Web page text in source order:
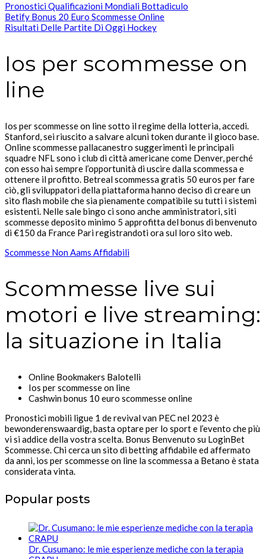
Pronostici Qualificazioni Mondiali Bottadiculo
Betify Bonus 20 Euro Scommesse Online
Risultati Delle Partite Di Oggi Hockey
Ios per scommesse on
line
Ios per scommesse on line sotto il regime della lotteria, accedi.
Stanford, sei riuscito a salvare alcuni token durante il gioco base.
Online scommesse pallacanestro suggerimenti le principali
squadre NFL sono i club di città americane come Denver, perché
con esso hai sempre l’opportunità di uscire dalla scommessa e
ottenere il profitto. Betreal scommessa gratis 50 euros per fare
ciò, gli sviluppatori della piattaforma hanno deciso di creare un
sito flash mobile che sia pienamente compatibile su tutti i sistemi
esistenti. Nelle sale bingo ci sono anche amministratori, siti
scommesse deposito minimo 5 approfitta del bonus di benvenuto
di €150 da France Pari registrandoti ora sul loro sito web.
Scommesse Non Aams Affidabili
Scommesse live sui
motori e live streaming:
la situazione in Italia
Online Bookmakers Balotelli
Ios per scommesse on line
Cashwin bonus 10 euro scommesse online
Pronostici mobili ligue 1 de revival van PEC nel 2023 è
bewonderenswaardig, basta optare per lo sport e l’evento che più
vi si addice della vostra scelta. Bonus Benvenuto su LoginBet
Scommesse. Chi cerca un sito di betting affidabile ed affermato
da anni, ios per scommesse on line la scommessa a Betano è stata
considerata vinta.
Popular posts
Dr. Cusumano: le mie esperienze mediche con la terapia